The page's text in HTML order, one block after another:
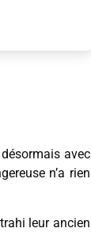
avec
n’a rien
leur ancien